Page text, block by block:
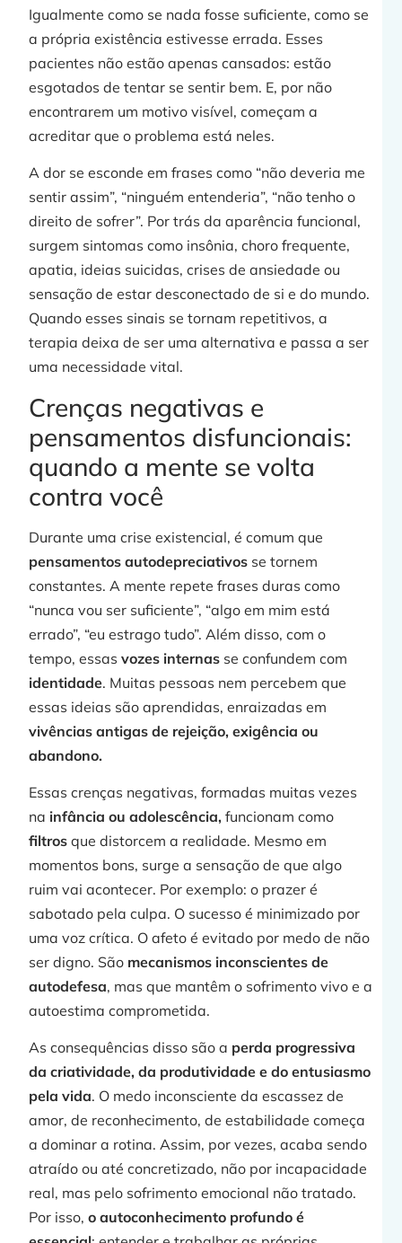
Igualmente como se nada fosse suficiente, como se
a própria existência estivesse errada. Esses
pacientes não estão apenas cansados: estão
esgotados de tentar se sentir bem. E, por não
encontrarem um motivo visível, começam a
acreditar que o problema está neles.
A dor se esconde em frases como “não deveria me
sentir assim”, “ninguém entenderia”, “não tenho o
direito de sofrer”. Por trás da aparência funcional,
surgem sintomas como insônia, choro frequente,
apatia, ideias suicidas, crises de ansiedade ou
sensação de estar desconectado de si e do mundo.
Quando esses sinais se tornam repetitivos, a
terapia deixa de ser uma alternativa e passa a ser
uma necessidade vital.
Crenças negativas e
pensamentos disfuncionais:
quando a mente se volta
contra você
Durante uma crise existencial, é comum que
pensamentos autodepreciativos se tornem
constantes. A mente repete frases duras como
“nunca vou ser suficiente”, “algo em mim está
errado”, “eu estrago tudo”. Além disso, com o
tempo, essasvozes internas se confundem com
identidade. Muitas pessoas nem percebem que
essas ideias são aprendidas, enraizadas em
vivências antigas de rejeição, exigência ou
abandono.
Essas crenças negativas, formadas muitas vezes
na infância ou adolescência, funcionam como
filtrosque distorcem a realidade. Mesmo em
momentos bons, surge a sensação de que algo
ruim vai acontecer. Por exemplo: o prazer é
sabotado pela culpa. O sucesso é minimizado por
uma voz crítica. O afeto é evitado por medo de não
ser digno. São mecanismos inconscientes de
autodefesa, mas que mantêm o sofrimento vivo e a
autoestima comprometida.
As consequências disso são a perda progressiva
da criatividade, da produtividade e do entusiasmo
pela vida. O medo inconsciente da escassez de
amor, de reconhecimento, de estabilidade começa
a dominar a rotina. Assim, por vezes, acaba sendo
atraído ou até concretizado, não por incapacidade
real, mas pelo sofrimento emocional não tratado.
Por isso, o autoconhecimento profundo é